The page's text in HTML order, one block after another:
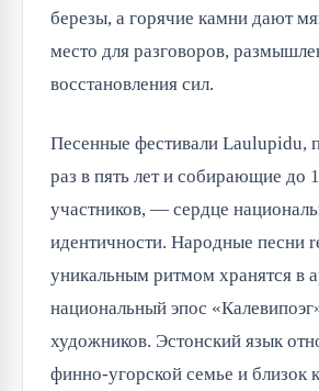
березы, а горячие камни дают
место для разговоров,
восстановления сил.
Песенные фестивали Laulupidu,
раз в пять лет и собирающие до
участников, — сердце
идентичности. Народные песни
уникальным ритмом хранятся в
национальный эпос
художников. Эстонский язык
финно-угорской семье и близок